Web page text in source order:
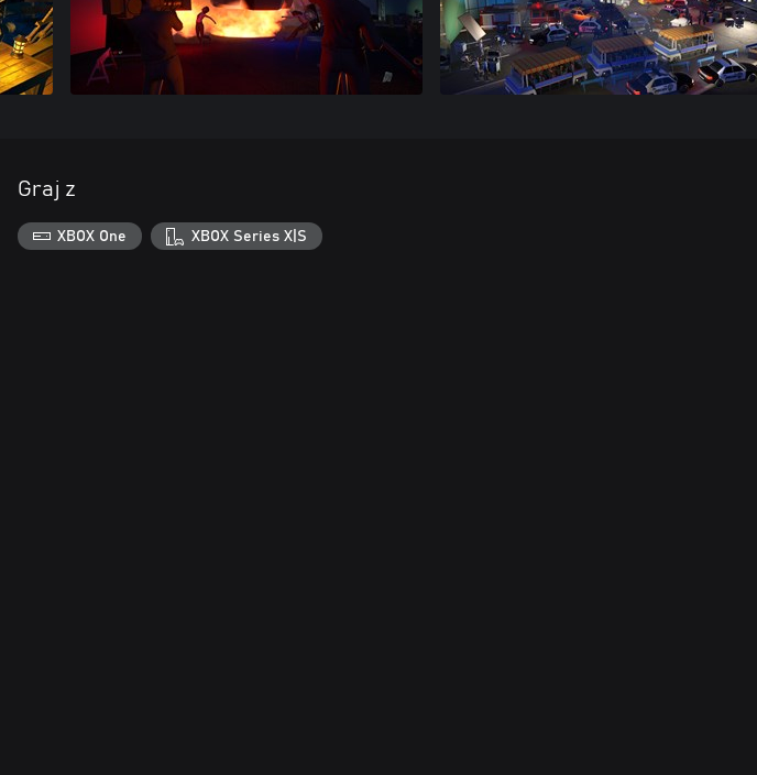
Graj z
XBOX One XBOX Series X|S